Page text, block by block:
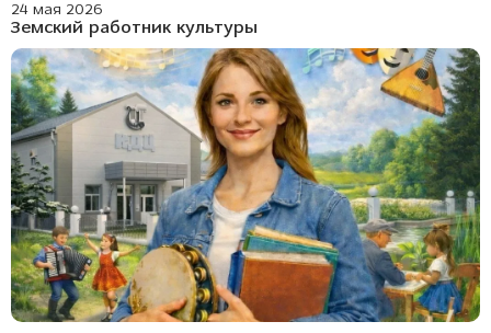
24 мая 2026
Земский работник культуры